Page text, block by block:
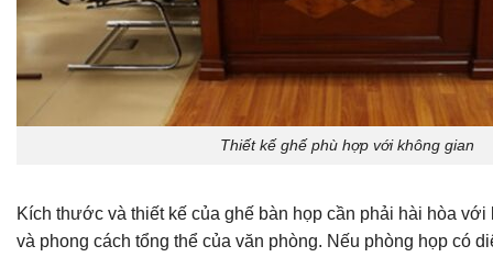
Thiết kế ghế phù hợp với không gian
Kích thước và thiết kế của ghế bàn họp cần phải hài hòa với
và phong cách tổng thể của văn phòng. Nếu phòng họp có